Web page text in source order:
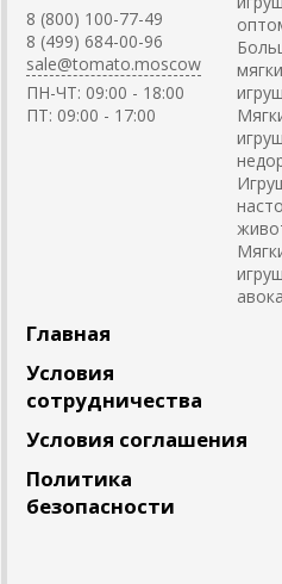
8 (800) 100-77-49
8 (499) 684-00-96
sale@tomato.moscow
ПН-ЧТ: 09:00 - 18:00
ПТ: 09:00 - 17:00
Главная
Условия
сотрудничества
Условия соглашения
Политика
безопасности